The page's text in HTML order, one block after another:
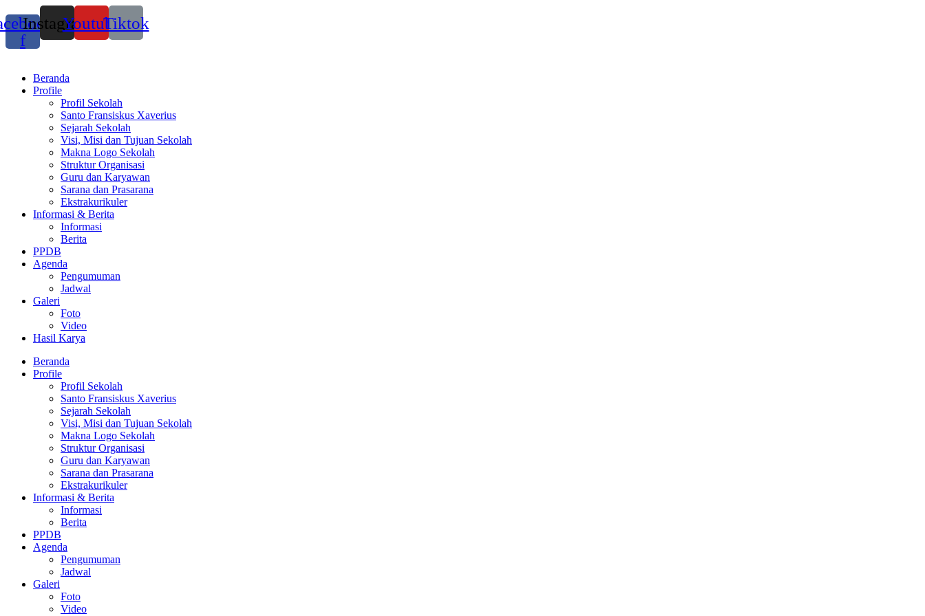
f
InstagramYoutubeTiktok
Beranda
Profile
Profil Sekolah
Santo Fransiskus Xaverius
Sejarah Sekolah
Visi, Misi dan Tujuan Sekolah
Makna Logo Sekolah
Struktur Organisasi
Guru dan Karyawan
Sarana dan Prasarana
Ekstrakurikuler
Informasi & Berita
Informasi
Berita
PPDB
Agenda
Pengumuman
Jadwal
Galeri
Foto
Video
Hasil Karya
Beranda
Profile
Profil Sekolah
Santo Fransiskus Xaverius
Sejarah Sekolah
Visi, Misi dan Tujuan Sekolah
Makna Logo Sekolah
Struktur Organisasi
Guru dan Karyawan
Sarana dan Prasarana
Ekstrakurikuler
Informasi & Berita
Informasi
Berita
PPDB
Agenda
Pengumuman
Jadwal
Galeri
Foto
Video